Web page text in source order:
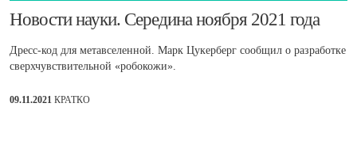
​Новости науки. Середина ноября 2021 года
Дресс-код для метавселенной. Марк Цукерберг сообщил о разработке
сверхчувствительной «робокожи».
09.11.2021 КРАТКО